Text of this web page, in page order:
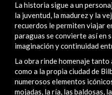
La historia sigue a un
la juventud, la madurez y la
recuerdos le permiten viajar
paraguas se convierte así en
imaginación y continuidad
La obra rinde homenaje
como a la propia ciudad de
numerosos elementos
mojadas, la ría, las baldosas,